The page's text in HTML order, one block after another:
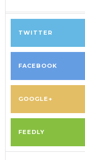
TWITTER
FACEBOOK
GOOGLE+
FEEDLY